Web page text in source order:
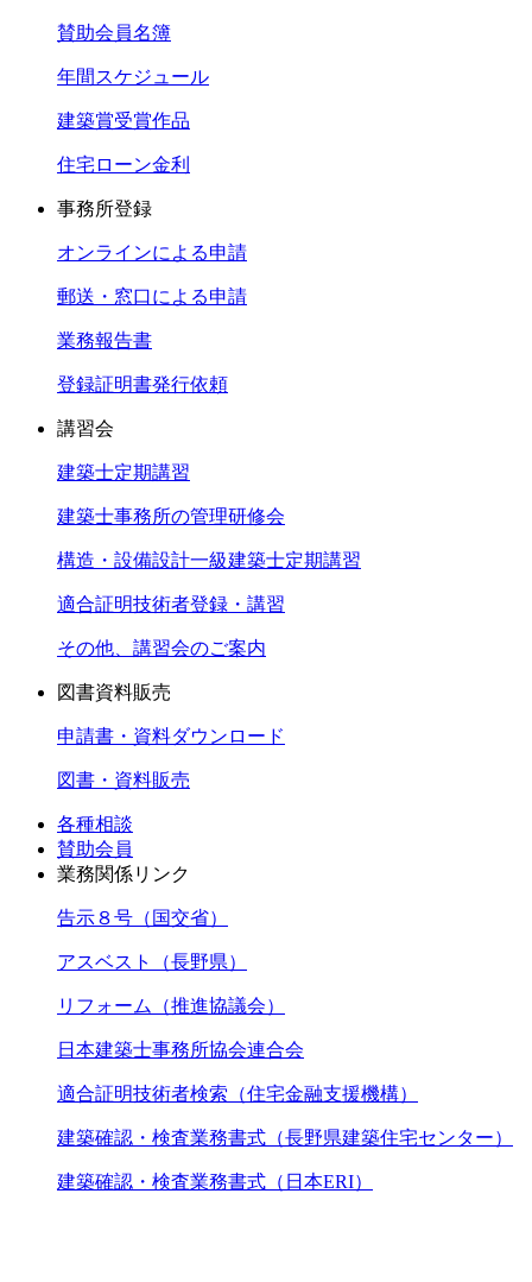
賛助会員名簿
年間スケジュール
建築賞受賞作品
住宅ローン金利
事務所登録
オンラインによる申請
郵送・窓口による申請
業務報告書
登録証明書発行依頼
講習会
建築士定期講習
建築士事務所の管理研修会
構造・設備設計一級建築士定期講習
適合証明技術者登録・講習
その他、講習会のご案内
図書資料販売
申請書・資料ダウンロード
図書・資料販売
各種相談
賛助会員
業務関係リンク
告示８号（国交省）
アスベスト（長野県）
リフォーム（推進協議会）
日本建築士事務所協会連合会
適合証明技術者検索（住宅金融支援機構）
建築確認・検査業務書式（長野県建築住宅センター）
建築確認・検査業務書式（日本ERI）